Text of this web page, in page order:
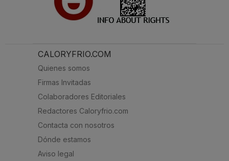
CALORYFRIO.COM
Quienes somos
Firmas Invitadas
Colaboradores Editoriales
Redactores Caloryfrio.com
Contacta con nosotros
Dónde estamos
Aviso legal